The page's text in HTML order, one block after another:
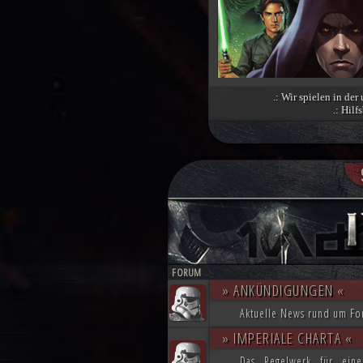
Luke Skywalker in die Galaxis
Mothma bereits weitere Allianzen,
Doch das bröckelnde Imperium
Coruscant über das weitere
Imperators. Mit seiner Armada
dem Eindruck einer erneuten
beschwört die Vernichtung aller
Düstere Zeiten ziehen auf.
nun in weiter Ferne. Der Entscheid
von Planeten aussehen wird....
.: Wir spielen in der
.:
FORUM
» ANKÜNDIGUNGEN «
Aktuelle News rund um
» IMPERIALE CHARTA «